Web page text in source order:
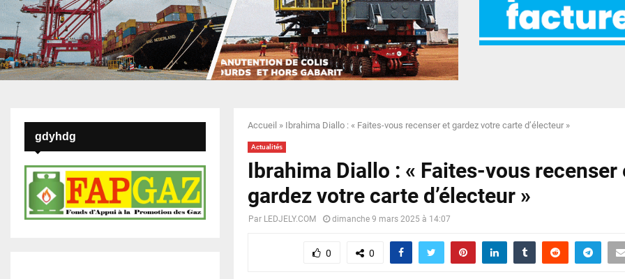
Accueil » Ibrahima Diallo : « Faites-vous recenser et gardez votre carte d’électeur »
Actualités
Ibrahima Diallo : « Faites-vous recenser
gardez votre carte d’électeur »
Par LEDJELY.COM dimanche 9 mars 2025 à 14:07
0 0
gdyhdg